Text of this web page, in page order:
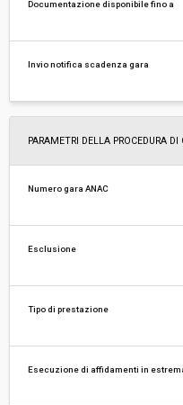
Documentazione disponibile fino a
Invio notifica scadenza gara
PARAMETRI DELLA PROCEDURA DI
Numero gara ANAC
Esclusione
Tipo di prestazione
Esecuzione di affidamenti in